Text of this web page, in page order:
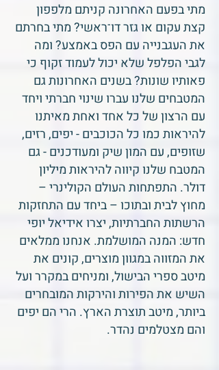
מתי בפעם האחרונה קניתם מלפפון
קצת עקום או גזר דו־ראשי? מתי בחרתם
את העגבנייה עם הפס באמצע? ומה
לגבי הפלפל שלא יכול לעמוד זקוף כי
פאותיו שונות? בשנים האחרונות גם
המטבחים שלנו עברו שינוי חברתי ויחד
עם הרצון של כל אחד ואחת מאיתנו
להיראות כמו כל הכוכבים - יפים, רזים,
שזופים, עם המון שיק ומעודכנים - גם
המטבח שלנו קיווה להיראות מיליון
דולר. התפתחות העולם הקולינרי –
מחוץ לבית ובתוכו – ביחד עם התחזקות
הרשתות החברתיות, יצרו אידיאל יופי
חדש: המנה המושלמת. אנחנו ממלאים
את המזווה במגוון מוצרים, קונים את
מיטב ספרי הבישול, ומניחים במקרר ועל
השיש את הפירות והירקות המובחרים
ביותר, מיטב תוצרת הארץ. הרי הם יפים
והם מצטלמים נהדר.